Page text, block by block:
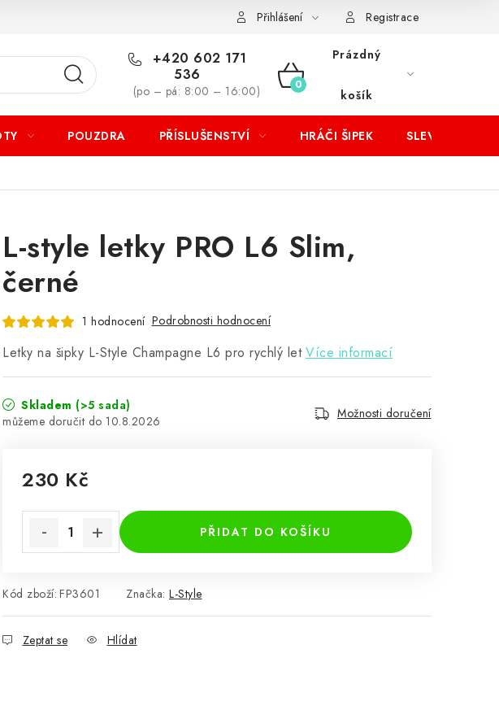
Přihlášení Registrace
+420 602 171
536
(po – pá: 8:00 – 16:00)
NÁKUPNÍ
KOŠÍK
Prázdný
košík
POUZDRA PŘÍSLUŠENSTVÍ HRÁČI ŠIPEK SLEVY
L-style letky PRO L6 Slim,
černé
1 hodnocení Podrobnosti hodnocení
Letky na šipky L-Style Champagne L6 pro rychlý let Více informací
Skladem (>5 sada)
10.8.2026
Možnosti doručení
230 Kč
PŘIDAT DO KOŠÍKU
Kód zboží: FP3601 Značka: L-Style
Zeptat se Hlídat